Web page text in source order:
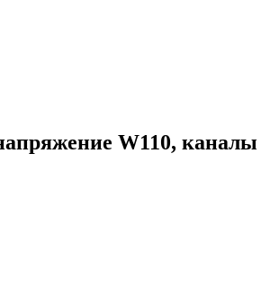
W110, каналы